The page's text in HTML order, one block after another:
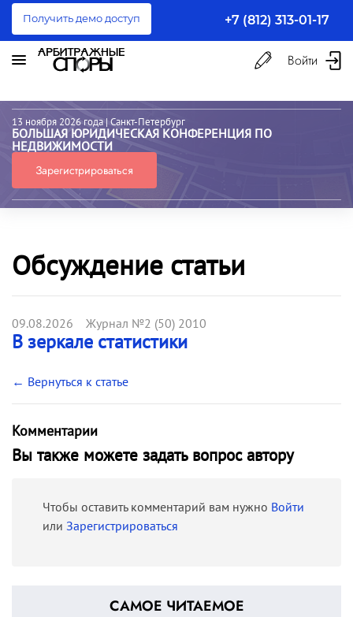
Получить демо доступ +7 (812) 313-01-17
Войти
13 ноября 2026 года | Санкт-Петербург
БОЛЬШАЯ ЮРИДИЧЕСКАЯ КОНФЕРЕНЦИЯ ПО
НЕДВИЖИМОСТИ
Зарегистрироваться
Обсуждение статьи
09.08.2026 Журнал №2 (50) 2010
В зеркале статистики
← Вернуться к статье
Комментарии
Вы также можете задать вопрос автору
Чтобы оставить комментарий вам нужно Войти
или Зарегистрироваться
САМОЕ ЧИТАЕМОЕ